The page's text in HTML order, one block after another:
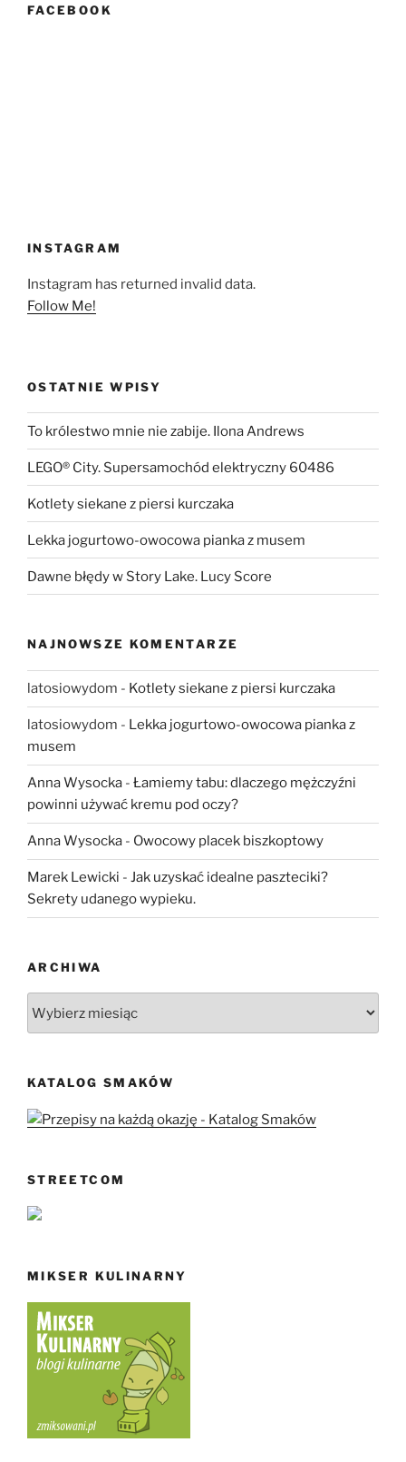
FACEBOOK
INSTAGRAM
Instagram has returned invalid data.
Follow Me!
OSTATNIE WPISY
To królestwo mnie nie zabije. Ilona Andrews
LEGO® City. Supersamochód elektryczny 60486
Kotlety siekane z piersi kurczaka
Lekka jogurtowo-owocowa pianka z musem
Dawne błędy w Story Lake. Lucy Score
NAJNOWSZE KOMENTARZE
latosiowydom - Kotlety siekane z piersi kurczaka
latosiowydom - Lekka jogurtowo-owocowa pianka z
musem
Anna Wysocka - Łamiemy tabu: dlaczego mężczyźni
powinni używać kremu pod oczy?
Anna Wysocka - Owocowy placek biszkoptowy
Marek Lewicki - Jak uzyskać idealne paszteciki?
Sekrety udanego wypieku.
ARCHIWA
KATALOG SMAKÓW
STREETCOM
MIKSER KULINARNY